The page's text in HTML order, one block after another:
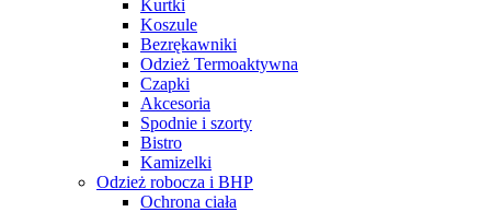
Kurtki
Koszule
Bezrękawniki
Odzież Termoaktywna
Czapki
Akcesoria
Spodnie i szorty
Bistro
Kamizelki
Odzież robocza i BHP
Ochrona ciała